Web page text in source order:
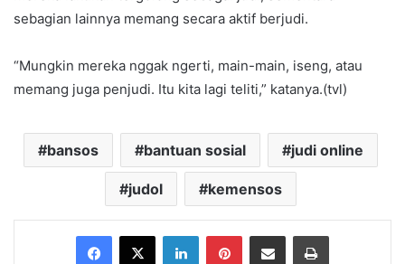
sebagian lainnya memang secara aktif berjudi.
“Mungkin mereka nggak ngerti, main-main, iseng, atau
memang juga penjudi. Itu kita lagi teliti,” katanya.(tvl)
bansos bantuan sosial judi online
judol kemensos
Facebook
X LinkedInPinterestShare via Email Print